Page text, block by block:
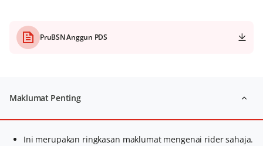
PruBSN Anggun PDS
Maklumat Penting
Ini merupakan ringkasan maklumat mengenai rider sahaja.